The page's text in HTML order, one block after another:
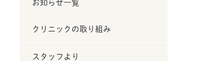
お知らせ一覧
クリニックの取り組み
スタッフより